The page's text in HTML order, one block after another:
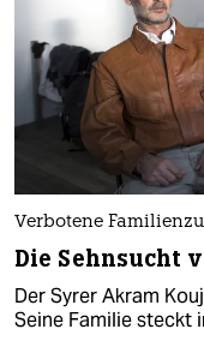
Verbotene
Die Sehnsucht
Der Syrer Akram
Seine Familie steckt